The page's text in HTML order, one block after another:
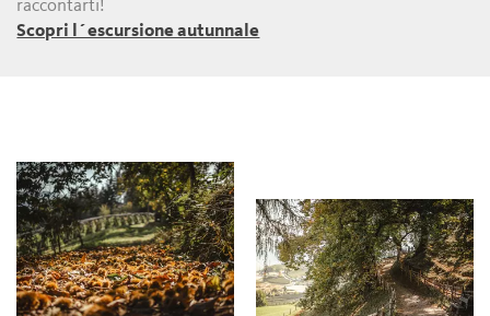
raccontarti!
Scopri l´escursione autunnale